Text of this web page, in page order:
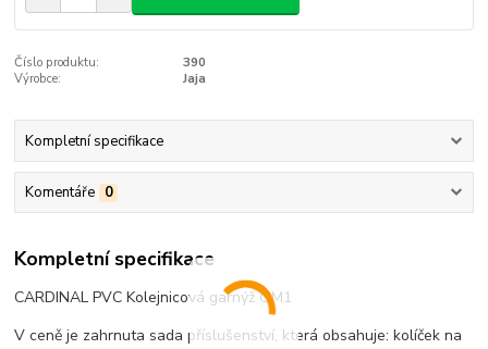
Číslo produktu:
390
Výrobce:
Jaja
Kompletní specifikace
Komentáře 0
Kompletní specifikace
CARDINAL PVC Kolejnicová garnýž OM1
V ceně je zahrnuta sada příslušenství, která obsahuje: kolíček na